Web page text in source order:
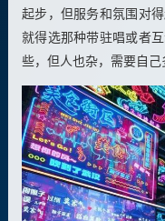
起步，但服务和氛围对
就得选那种带驻唱或者
些，但人也杂，需要自己